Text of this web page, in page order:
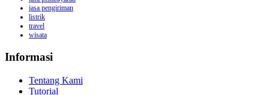
jasa pengiriman
listrik
travel
wisata
Informasi
Tentang Kami
Tutorial